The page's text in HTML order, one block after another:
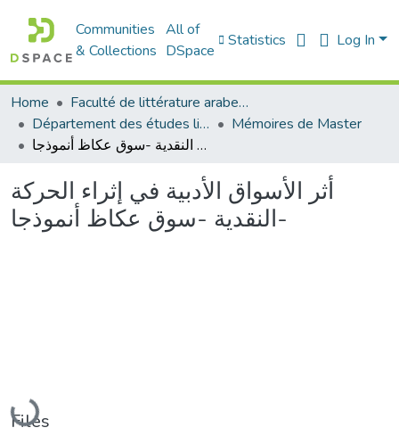
Communities
& Collections
All of
DSpace
Statistics Log In
Home
Faculté de littérature arabe et des arts
Département des études littéraires et critiques
Mémoires de Master
أثر الأسواق الأدبية في إثراء الحركة النقدية -سوق عكاظ أنموذجا-
أثر الأسواق الأدبية في إثراء الحركة
النقدية -سوق عكاظ أنموذجا-
Loading...
Files